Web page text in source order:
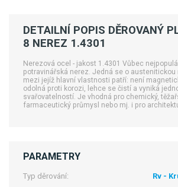
DETAILNÍ POPIS DĚROVANÝ
8 NEREZ 1.4301
Nerezová ocel - jakost 1.4301 Vůbec
potravinářská nerez. Jedná se o austenitickou
mezi jejíž hlavní vlastnosti patří: není
odolná proti korozi, lehce se čistí a vyniká
svařovatelností. Je vhodná pro chemický,
farmaceutický průmysl nebo mj. i pro
PARAMETRY
Typ děrování:
Rv -